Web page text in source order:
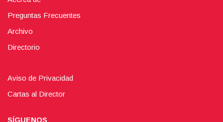
Preguntas Frecuentes
Archivo
Directorio
Aviso de Privacidad
Cartas al Director
SÍGUENOS